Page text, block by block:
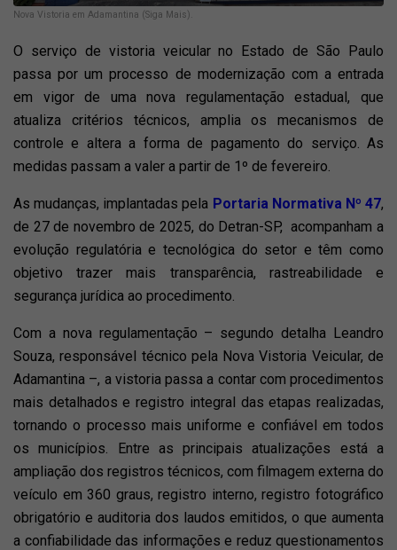
Nova Vistoria em Adamantina (Siga Mais).
O serviço de vistoria veicular no Estado de São Paulo
passa por um processo de modernização com a entrada
em vigor de uma nova regulamentação estadual, que
atualiza critérios técnicos, amplia os mecanismos de
controle e altera a forma de pagamento do serviço. As
medidas passam a valer a partir de 1º de fevereiro.
As mudanças, implantadas pela Portaria Normativa Nº 47,
de 27 de novembro de 2025, do Detran-SP, acompanham a
evolução regulatória e tecnológica do setor e têm como
objetivo trazer mais transparência, rastreabilidade e
segurança jurídica ao procedimento.
Com a nova regulamentação – segundo detalha Leandro
Souza, responsável técnico pela Nova Vistoria Veicular, de
Adamantina –, a vistoria passa a contar com procedimentos
mais detalhados e registro integral das etapas realizadas,
tornando o processo mais uniforme e confiável em todos
os municípios. Entre as principais atualizações está a
ampliação dos registros técnicos, com filmagem externa do
veículo em 360 graus, registro interno, registro fotográfico
obrigatório e auditoria dos laudos emitidos, o que aumenta
a confiabilidade das informações e reduz questionamentos